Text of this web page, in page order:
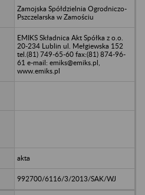
Zamojska Spółdzielnia Ogrodniczo-
Pszczelarska w Zamościu
EMIKS Składnica Akt Spółka z o.o.
20-234 Lublin ul. Mełgiewska 152
tel.(81) 749-65-60 fax:(81) 874-96-
61 e-mail: emiks@emiks.pl,
www.emiks.pl
akta
992700/6116/3/2013/SAK/WJ